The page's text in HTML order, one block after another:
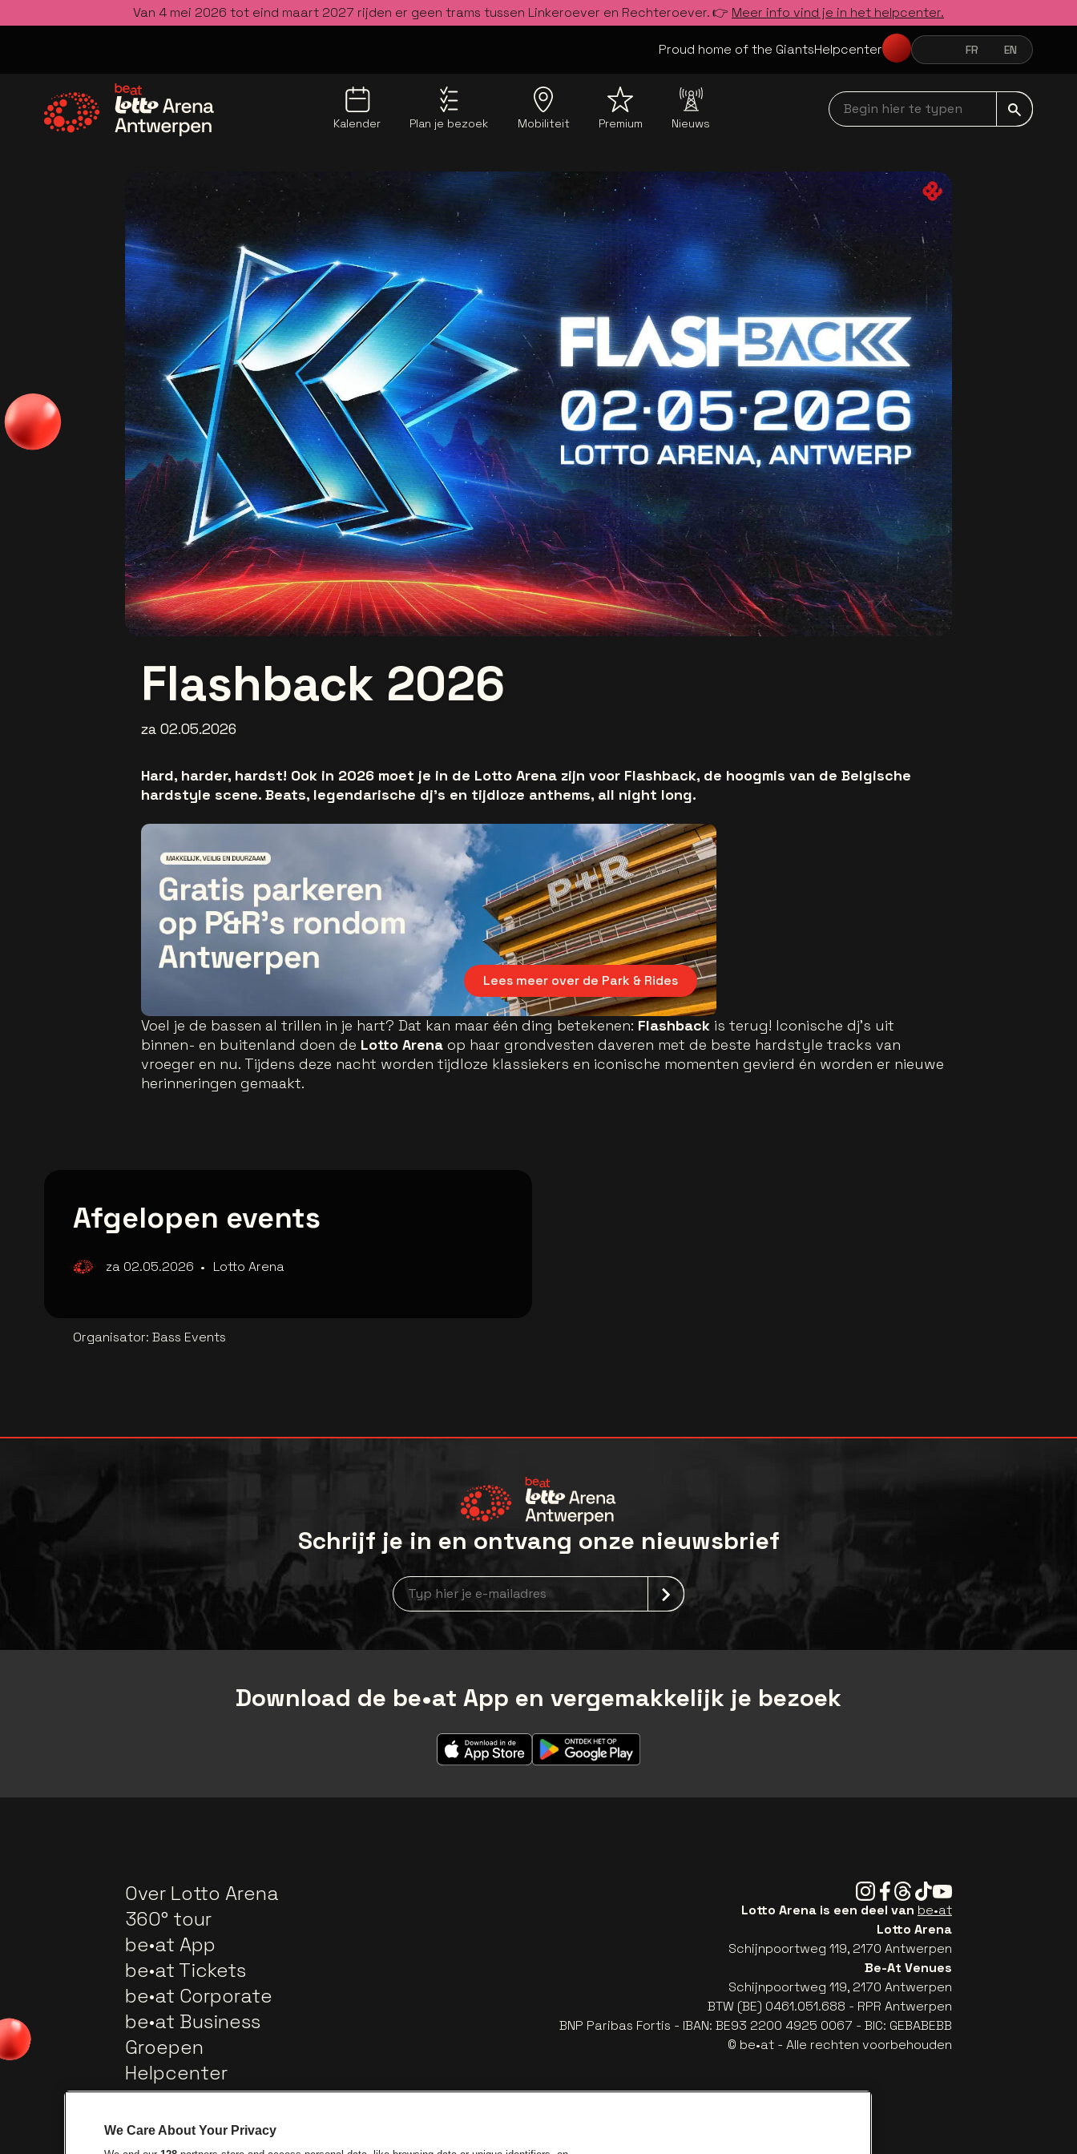
Van 4 mei 2026 tot eind maart 2027 rijden er geen trams tussen Linkeroever en Rechteroever. 👉 Meer info vind je in het helpcenter.
Proud home of the GiantsHelpcenter NEDERLANDSFRANÇAIS
FR ENGLISH
EN
Kalender Plan je bezoek Mobiliteit Premium Nieuws
Begin hier te typen navbar
Flashback 2026
za 02.05.2026
Hard, harder, hardst! Ook in 2026 moet je in de Lotto Arena zijn voor Flashback, de hoogmis van de Belgische
hardstyle scene. Beats, legendarische dj’s en tijdloze anthems, all night long.
Lees meer over de Park & Rides
Voel je de bassen al trillen in je hart? Dat kan maar één ding betekenen: Flashback is terug! Iconische dj’s uit
binnen- en buitenland doen de Lotto Arena op haar grondvesten daveren met de beste hardstyle tracks van
vroeger en nu. Tijdens deze nacht worden tijdloze klassiekers en iconische momenten gevierd én worden er nieuwe
herinneringen gemaakt.
Afgelopen events
za 02.05.2026 • Lotto Arena
Organisator: Bass Events
Schrijf je in en ontvang onze nieuwsbrief
Nieuwsbrief aanmelding
Download de be•at App en vergemakkelijk je bezoek
Over Lotto Arena
360° tour
be•at App
be•at Tickets
be•at Corporate
be•at Business
Groepen
Helpcenter
Contact
Instagram
Facebook
Threads
TiktokYoutube
Lotto Arena is een deel van be•at
Lotto Arena
Schijnpoortweg 119, 2170 Antwerpen
Be-At Venues
Schijnpoortweg 119, 2170 Antwerpen
BTW (BE) 0461.051.688 - RPR Antwerpen
BNP Paribas Fortis - IBAN: BE93 2200 4925 0067 - BIC: GEBABEBB
© be•at - Alle rechten voorbehouden
We Care About Your Privacy